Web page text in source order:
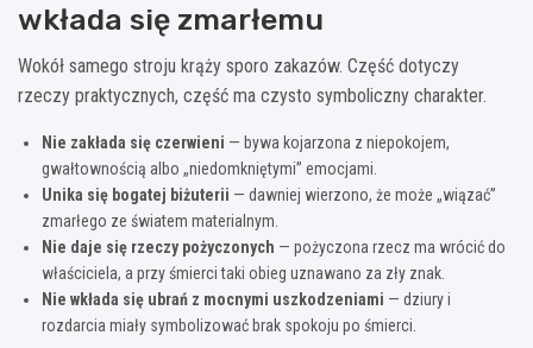
wkłada się zmarłemu
Wokół samego stroju krąży sporo zakazów. Część dotyczy
rzeczy praktycznych, część ma czysto symboliczny charakter.
Nie zakłada się czerwieni — bywa kojarzona z niepokojem,
gwałtownością albo „niedomkniętymi” emocjami.
Unika się bogatej biżuterii — dawniej wierzono, że może „wiązać”
zmarłego ze światem materialnym.
Nie daje się rzeczy pożyczonych — pożyczona rzecz ma wrócić do
właściciela, a przy śmierci taki obieg uznawano za zły znak.
Nie wkłada się ubrań z mocnymi uszkodzeniami — dziury i
rozdarcia miały symbolizować brak spokoju po śmierci.